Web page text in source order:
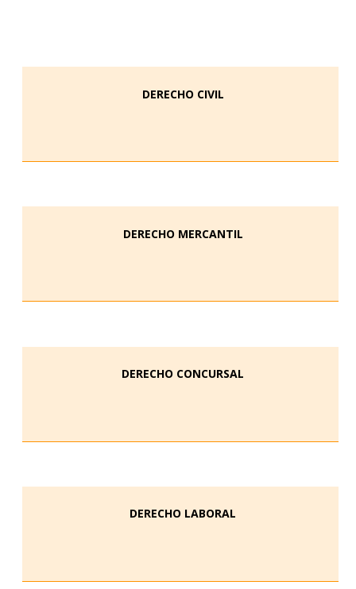
DERECHO CIVIL
DERECHO MERCANTIL
DERECHO CONCURSAL
DERECHO LABORAL